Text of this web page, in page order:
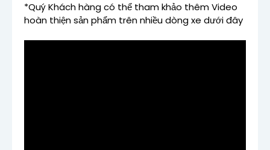
*Quý Khách hàng có thể tham khảo thêm Video
hoàn thiện sản phẩm trên nhiều dòng xe dưới đây